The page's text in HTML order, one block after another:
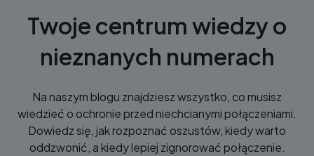
Twoje centrum wiedzy o
nieznanych numerach
Na naszym blogu znajdziesz wszystko, co musisz
wiedzieć o ochronie przed niechcianymi połączeniami.
Dowiedz się, jak rozpoznać oszustów, kiedy warto
oddzwonić, a kiedy lepiej zignorować połączenie.